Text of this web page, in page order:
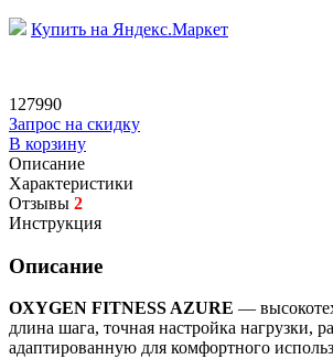
Купить на Яндекс.Маркет
127990
Запрос на скидку
В корзину
Описание
Характеристики
Отзывы 2
Инструкция
Описание
OXYGEN FITNESS AZURE —
длина шага, точная настройка нагрузки,
адаптированную для комфортного